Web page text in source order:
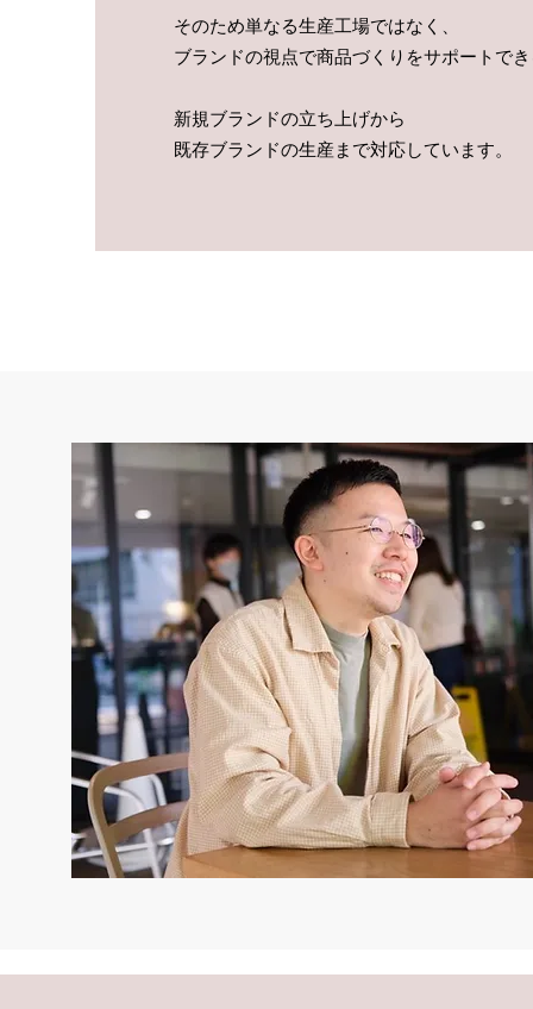
そのため単なる生産工場ではなく、
ブランドの視点で商品づくりをサポートで
新規ブランドの立ち上げから
既存ブランドの生産まで対応しています。